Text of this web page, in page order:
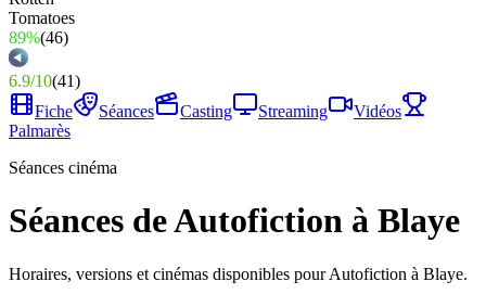
89%(46)
6.9/10(41)
Fiche
Séances Casting Streaming
Vidéos
Palmarès
Séances cinéma
Séances de Autofiction à Blaye
Horaires, versions et cinémas disponibles pour Autofiction à Blaye.